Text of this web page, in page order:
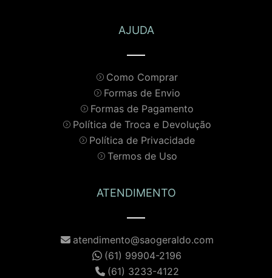
AJUDA
Como Comprar
Formas de Envio
Formas de Pagamento
Política de Troca e Devolução
Política de Privacidade
Termos de Uso
ATENDIMENTO
atendimento@saogeraldo.com
(61) 99904-2196
(61) 3233-4122